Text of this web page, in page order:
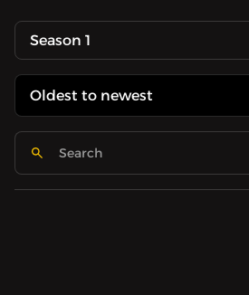
Season 1